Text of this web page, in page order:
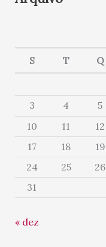
S T Q
3
4 5
10
11 12
17
18 19
24
25 26
31
« dez